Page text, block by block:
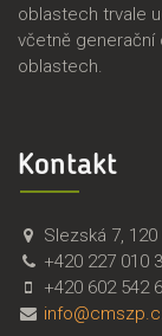
oblastech trvale
včetně generační
oblastech.
Kontakt
Č
M
S
Z
Č
e
s
k
Slezská 7, 120
+420 227 010
+420 602 542